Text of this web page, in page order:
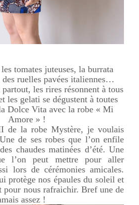
tomates juteuses, la burrata
des ruelles pavées italiennes…
partout, les rires résonnent à tous
les gelati se dégustent à toutes
Dolce Vita avec la robe « Mi
Amore » !
de la robe Mystère, je voulais
de ses robes que l’on enfile
chaudes matinées d’été. Une
l’on peut mettre pour aller
lors de cérémonies amicales.
protège nos épaules du soleil et
pour nous rafraichir. Bref une de
assez !